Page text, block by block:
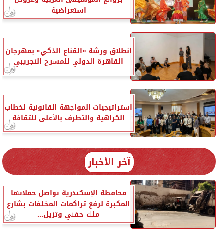
استعراضية
انطلاق ورشة «القناع الذكي» بمهرجان
القاهرة الدولي للمسرح التجريبي
استراتيجيات المواجهة القانونية لخطاب
الكراهية والتطرف بالأعلى للثقافة
آخر الأخبار
محافظة الإسكندرية تواصل حملاتها
المكبرة لرفع تراكمات المخلفات بشارع
ملك حفني وتزيل...